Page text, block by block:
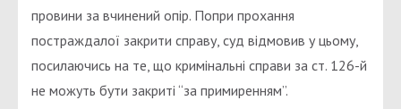
провини за вчинений опір. Попри прохання
постраждалої закрити справу, суд відмовив у цьому,
посилаючись на те, що кримінальні справи за ст. 126-й
не можуть бути закриті “за примиренням”.